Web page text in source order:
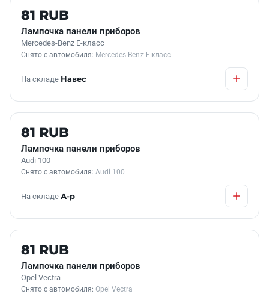
Б/У В НАЛИЧИИ
81 RUB
Лампочка панели приборов
Mercedes-Benz E-класс
Снято с автомобиля: Mercedes-Benz E-класс
На складе Навес
Б/У В НАЛИЧИИ
81 RUB
Лампочка панели приборов
Audi 100
Снято с автомобиля: Audi 100
На складе А-р
Б/У В НАЛИЧИИ
81 RUB
Лампочка панели приборов
Opel Vectra
Снято с автомобиля: Opel Vectra